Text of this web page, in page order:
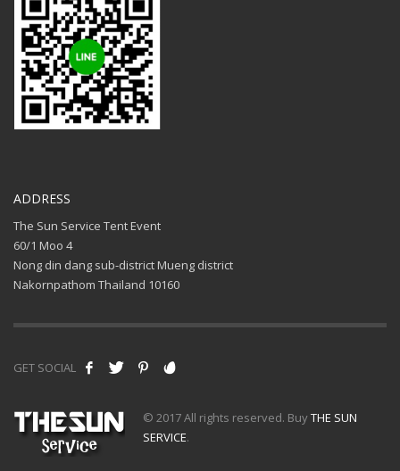
ADDRESS
The Sun Service Tent Event
60/1 Moo 4
Nong din dang sub-district Mueng district
Nakornpathom Thailand 10160
GET SOCIAL
© 2017 All rights reserved. BuyTHE SUN
SERVICE.